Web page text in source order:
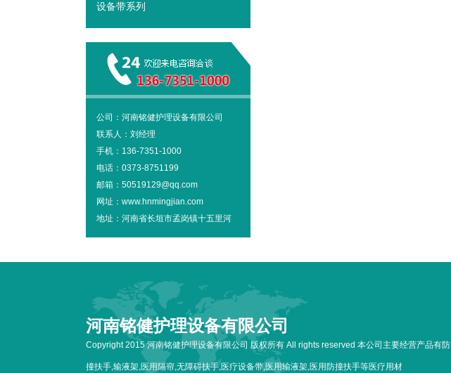
设备带系列
公司：河南铭健护理设备有限公司
联系人：刘经理
手机：136-7351-1000
电话：0373-8751199
邮箱：50519129@qq.com
网址：www.hnmingjian.com
地址：河南省长垣市孟岗镇十五里河
河南铭健护理设备有限公司
Copyright 2015 河南铭健护理设备有限公司 版权所有 All rights reserved 本公司主要经营产品有防
撞扶手,输液架,医用隔帘,无障碍扶手,医疗设备带,医用输液架,医用防撞扶手等医疗用材